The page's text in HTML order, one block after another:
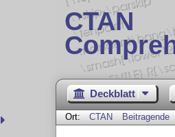
CTAN
Deckblatt
Ort: CTAN Beitragende